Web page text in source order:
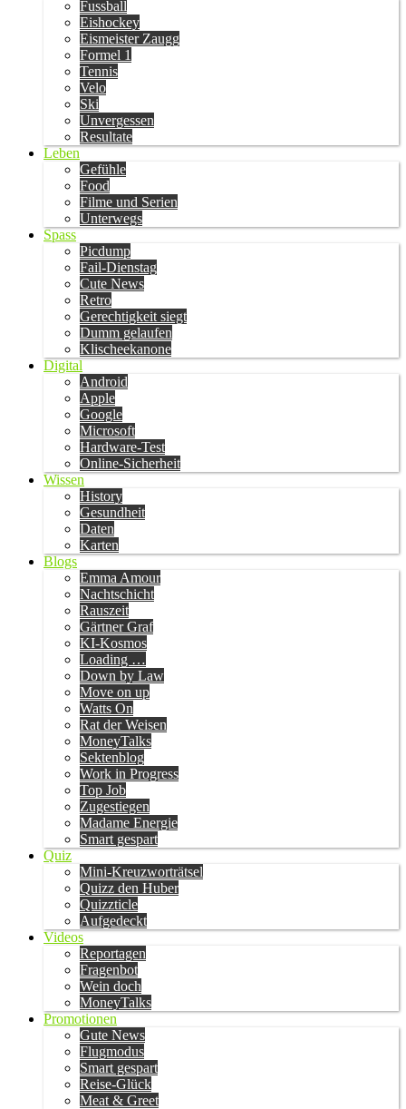
Fussball
Eishockey
Eismeister Zaugg
Formel 1
Tennis
Velo
Ski
Unvergessen
Resultate
Leben
Gefühle
Food
Filme und Serien
Unterwegs
Spass
Picdump
Fail-Dienstag
Cute News
Retro
Gerechtigkeit siegt
Dumm gelaufen
Klischeekanone
Digital
Android
Apple
Google
Microsoft
Hardware-Test
Online-Sicherheit
Wissen
History
Gesundheit
Daten
Karten
Blogs
Emma Amour
Nachtschicht
Rauszeit
Gärtner Graf
KI-Kosmos
Loading …
Down by Law
Move on up
Watts On
Rat der Weisen
MoneyTalks
Sektenblog
Work in Progress
Top Job
Zugestiegen
Madame Energie
Smart gespart
Quiz
Mini-Kreuzworträtsel
Quizz den Huber
Quizzticle
Aufgedeckt
Videos
Reportagen
Fragenbot
Wein doch
MoneyTalks
Promotionen
Gute News
Flugmodus
Smart gespart
Reise-Glück
Meat & Greet